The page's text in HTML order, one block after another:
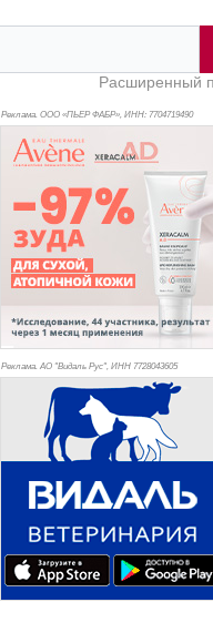
Расширенный
Реклама. ООО «ПЬЕР ФАБР», ИНН: 7704719490
Реклама. АО "Видаль Рус", ИНН 7728043605